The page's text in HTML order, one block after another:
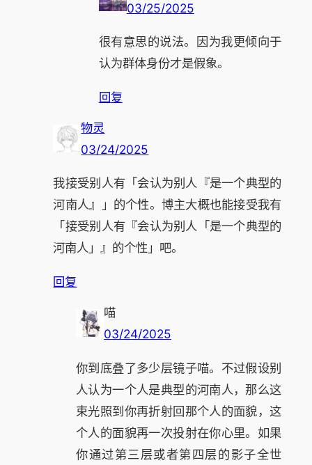
03/25/2025
很有意思的说法。因为我更倾向于
认为群体身份才是假象。
回复
物灵
03/24/2025
我接受别人有「会认为别人『是一个典型的
河南人』」的个性。博主大概也能接受我有
「接受别人有『会认为别人「是一个典型的
河南人」』的个性」吧。
回复
喵
03/24/2025
你到底叠了多少层镜子喵。不过假设别
人认为一个人是典型的河南人，那么这
束光照到你再折射回那个人的面貌，这
个人的面貌再一次投射在你心里。如果
你通过第三层或者第四层的影子全世